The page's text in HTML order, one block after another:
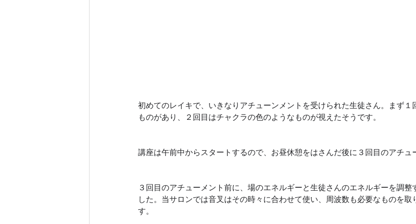
初めてのレイキで、いきなりアチューンメントを受けられた生徒さん。まず１
ものがあり、２回目はチャクラの色のようなものが視えたそうです。
講座は午前中からスタートするので、お昼休憩をはさんだ後に３回目のアチュ
３回目のアチューメント前に、場のエネルギーと生徒さんのエネルギーを調整
した。当サロンでは音叉はその時々に合わせて使い、周波数も必要なものを取
す。